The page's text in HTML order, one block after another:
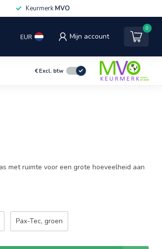
Keurmerk MVO
EUR Mijn account
0
€Excl. btw
met ruimte voor een grote hoeveelheid aan
Pax-Tec, groen